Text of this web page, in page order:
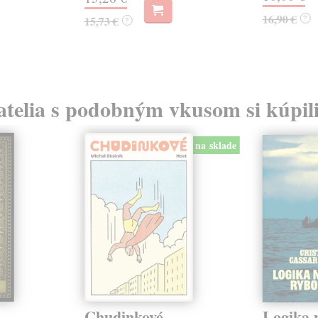
15,73 € ? 16,90 € ?
s podobným vkusom si
na sklade